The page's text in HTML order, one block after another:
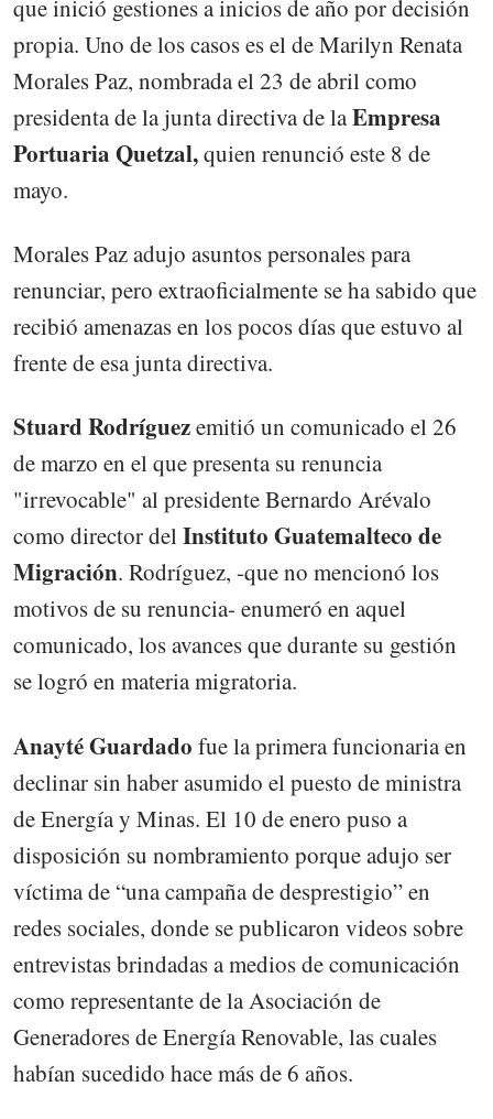
que inició gestiones a inicios de año por decisión
propia. Uno de los casos es el de Marilyn Renata
Morales Paz, nombrada el 23 de abril como
presidenta de la junta directiva de laEmpresa
Portuaria Quetzal,quien renunció este 8 de
mayo.
Morales Paz adujo asuntos personales para
renunciar, pero extraoficialmente se ha sabido que
recibió amenazas en los pocos días que estuvo al
frente de esa junta directiva.
Stuard Rodríguezemitió un comunicado el 26
de marzo en el que presenta su renuncia
"irrevocable" al presidente Bernardo Arévalo
como director delInstituto Guatemalteco de
Migración. Rodríguez, -que no mencionó los
motivos de su renuncia- enumeró en aquel
comunicado, los avances que durante su gestión
se logró en materia migratoria.
Anayté Guardado fue la primera funcionaria en
declinar sin haber asumido el puesto de ministra
de Energía y Minas. El 10 de enero puso a
disposición su nombramiento porque adujo ser
víctima de “una campaña de desprestigio” en
redes sociales, donde se publicaron videos sobre
entrevistas brindadas a medios de comunicación
como representante de la Asociación de
Generadores de Energía Renovable, las cuales
habían sucedido hace más de 6 años.